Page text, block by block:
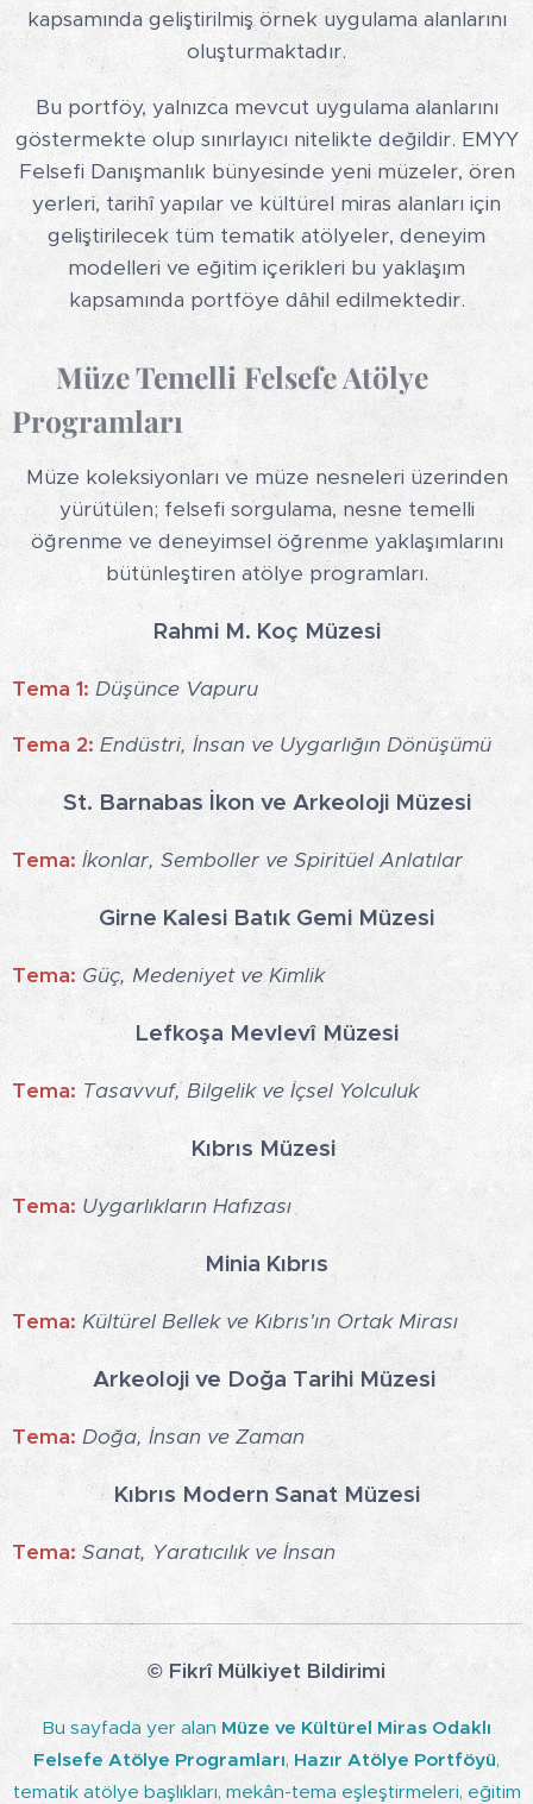
kapsamında geliştirilmiş örnek uygulama alanlarını
oluşturmaktadır.
Bu portföy, yalnızca mevcut uygulama alanlarını
göstermekte olup sınırlayıcı nitelikte değildir. EMYY
Felsefi Danışmanlık bünyesinde yeni müzeler, ören
yerleri, tarihî yapılar ve kültürel miras alanları için
geliştirilecek tüm tematik atölyeler, deneyim
modelleri ve eğitim içerikleri bu yaklaşım
kapsamında portföye dâhil edilmektedir.
Müze Temelli Felsefe Atölye
Programları
Müze koleksiyonları ve müze nesneleri üzerinden
yürütülen; felsefi sorgulama, nesne temelli
öğrenme ve deneyimsel öğrenme yaklaşımlarını
bütünleştiren atölye programları.
Rahmi M. Koç Müzesi
Tema 1:Düşünce Vapuru
Tema 2: Endüstri, İnsan ve Uygarlığın Dönüşümü
St. Barnabas İkon ve Arkeoloji Müzesi
Tema: İkonlar, Semboller ve Spiritüel Anlatılar
Girne Kalesi Batık Gemi Müzesi
Tema: Güç, Medeniyet ve Kimlik
Lefkoşa Mevlevî Müzesi
Tema: Tasavvuf, Bilgelik ve İçsel Yolculuk
Kıbrıs Müzesi
Tema: Uygarlıkların Hafızası
Minia Kıbrıs
Tema: Kültürel Bellek ve Kıbrıs'ın Ortak Mirası
Arkeoloji ve Doğa Tarihi Müzesi
Tema: Doğa, İnsan ve Zaman
Kıbrıs Modern Sanat Müzesi
Tema: Sanat, Yaratıcılık ve İnsan
© Fikrî Mülkiyet Bildirimi
Bu sayfada yer alan Müze ve Kültürel Miras Odaklı
Felsefe Atölye Programları, Hazır Atölye Portföyü,
tematik atölye başlıkları, mekân-tema eşleştirmeleri, eğitim